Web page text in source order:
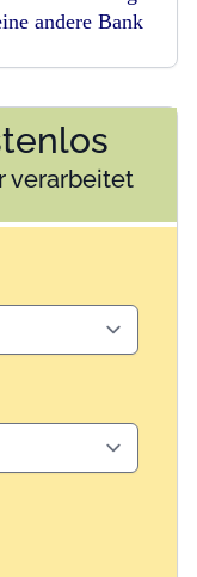
andere Bank
verarbeitet